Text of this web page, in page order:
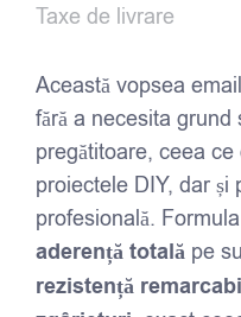
-
Taxe de livrare
Această vopsea
fără a necesita
pregătitoare, ceea
proiectele DIY, dar și
profesională.
aderență totală pe
rezistență